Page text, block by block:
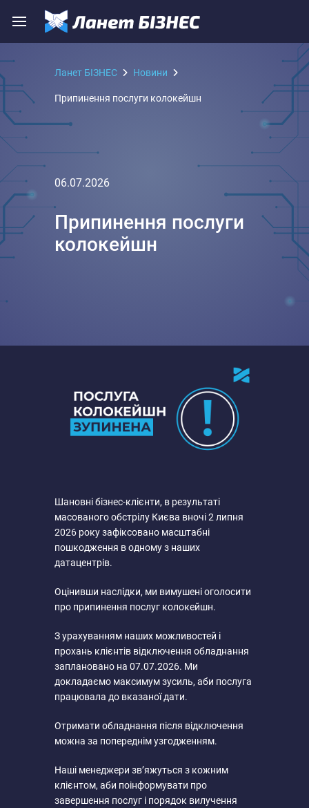
Ланет БІЗНЕС Новини
Припинення послуги колокейшн
06.07.2026
Припинення послуги
колокейшн
Шановні бізнес-клієнти, в результаті
масованого обстрілу Києва вночі 2 липня
2026 року зафіксовано масштабні
пошкодження в одному з наших
датацентрів.
Оцінивши наслідки, ми вимушені оголосити
про припинення послуг колокейшн.
З урахуванням наших можливостей і
прохань клієнтів відключення обладнання
заплановано на 07.07.2026. Ми
докладаємо максимум зусиль, аби послуга
працювала до вказаної дати.
Отримати обладнання після відключення
можна за попереднім узгодженням.
Наші менеджери зв’яжуться з кожним
клієнтом, аби поінформувати про
завершення послуг і порядок вилучення